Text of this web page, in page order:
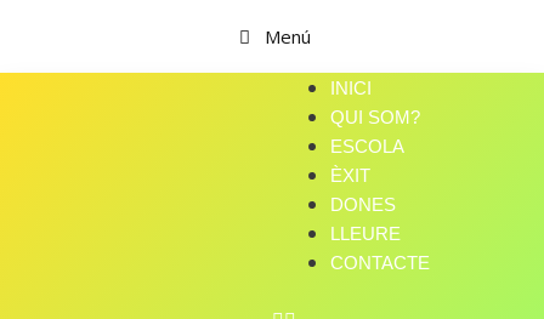
Menú
INICI
QUI SOM?
ESCOLA
ÈXIT
DONES
LLEURE
CONTACTE